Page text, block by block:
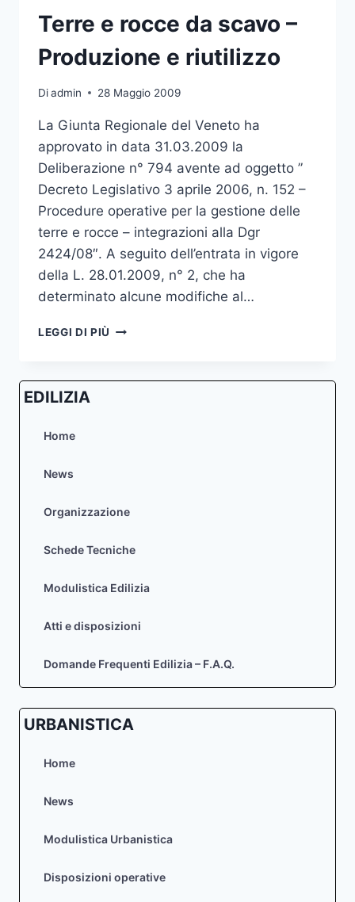
BARDIN”
–
IN
LUNGARDO
Terre e rocce da scavo –
Produzione e riutilizzo
Diadmin 28 Maggio 2009
La Giunta Regionale del Veneto ha
approvato in data 31.03.2009 la
Deliberazione n° 794 avente ad oggetto ”
Decreto Legislativo 3 aprile 2006, n. 152 –
Procedure operative per la gestione delle
terre e rocce – integrazioni alla Dgr
2424/08″. A seguito dell’entrata in vigore
della L. 28.01.2009, n° 2, che ha
determinato alcune modifiche al…
LEGGI DI PIÙ TERRE
DA
EDILIZIA
Home
News
Organizzazione
Schede Tecniche
Modulistica Edilizia
Atti e disposizioni
Domande Frequenti Edilizia – F.A.Q.
URBANISTICA
Home
News
Modulistica Urbanistica
Disposizioni operative